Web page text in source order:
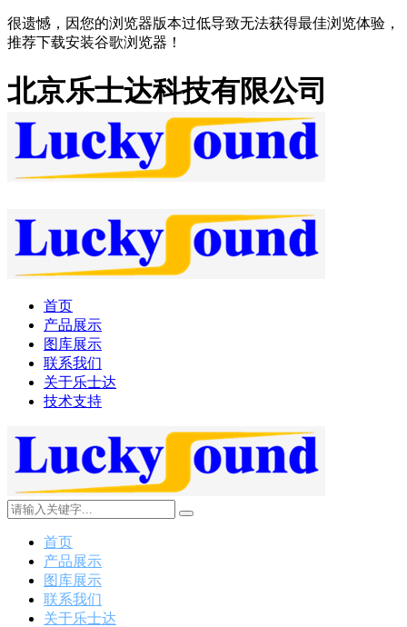
很遗憾，因您的浏览器版本过低导致无法获得最佳浏览体验，
推荐下载安装谷歌浏览器！
北京乐士达科技有限公司
首页
产品展示
图库展示
联系我们
关于乐士达
技术支持
首页
产品展示
图库展示
联系我们
关于乐士达